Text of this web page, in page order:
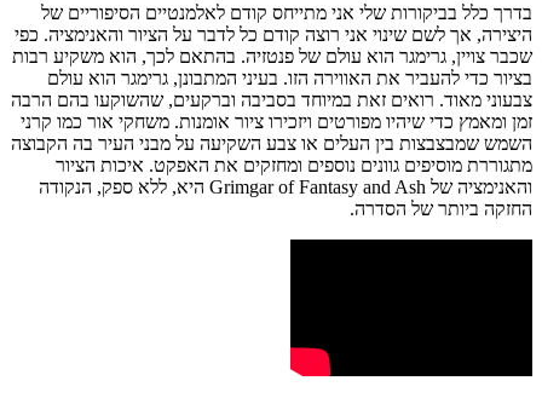
בדרך כלל בביקורות שלי אני מתייחס קודם לאלמנטיים הסיפוריים של
היצירה, אך לשם שינוי אני רוצה קודם כל לדבר על הציור והאנימציה. כפי
שכבר צויין, גרימגר הוא עולם של פנטזיה. בהתאם לכך, הוא משקיע רבות
בציור כדי להעביר את האווירה הזו. בעיני המתבונן, גרימגר הוא עולם
צבעוני מאוד. רואים זאת במיוחד בסביבה וברקעים, שהשוקעו בהם הרבה
זמן ומאמץ כדי שיהיו מפורטים ויזכירו ציור אומנות. משחקי אור כמו קרני
השמש שמבצבצות בין העלים או צבע השקיעה על מבני העיר בה הקבוצה
מתגוררת מוסיפים גוונים נוספים ומחזקים את האפקט. איכות הציור
והאנימציה של Grimgar of Fantasy and Ash היא, ללא ספק, הנקודה
החזקה ביותר של הסדרה.